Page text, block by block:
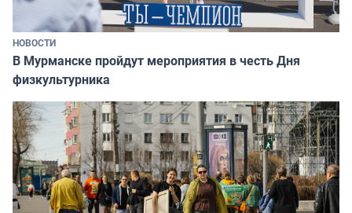
НОВОСТИ
В Мурманске пройдут мероприятия в честь Дня
физкультурника